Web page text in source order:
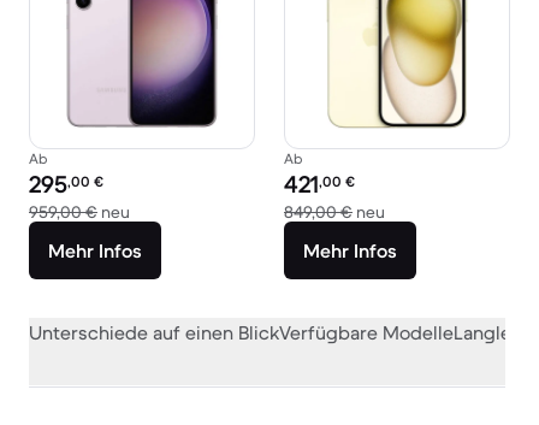
Ab
Preis des erneuerten Produkts:
295,00 €
959,00 € neu Im Vergleich zum Neupreis von 959,00 €
Mehr Infos
Ab
Preis des erneuerten Produkts:
421,00 €
849,00 € neu
Mehr Infos
Unterschiede auf einen BlickVerfügbare Modelle